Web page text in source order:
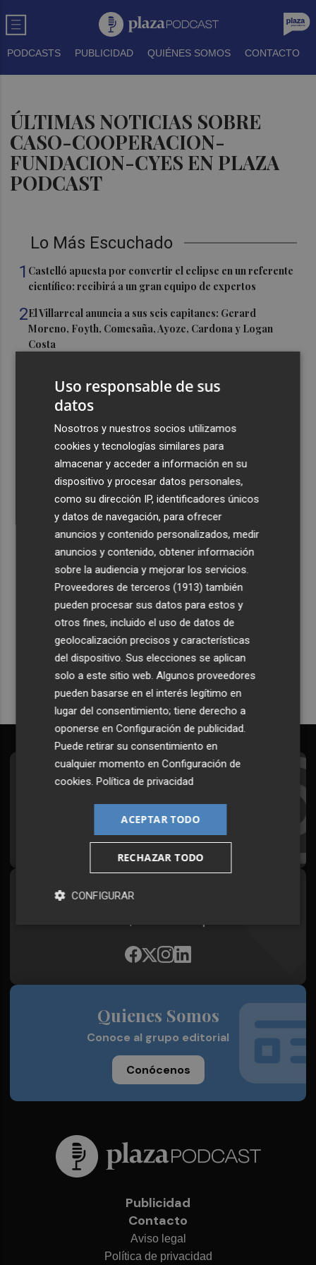
PODCASTS PUBLICIDAD QUIÉNES SOMOS CONTACTO
ÚLTIMAS NOTICIAS SOBRE
CASO-COOPERACION-
FUNDACION-CYES EN PLAZA
PODCAST
Lo Más Escuchado
1 Castelló apuesta por convertir el eclipse en un referente
científico: recibirá a un gran equipo de expertos
2El Villarreal anuncia a sus seis capitanes: Gerard
Moreno, Foyth, Comesaña, Ayoze, Cardona y Logan
Costa
una lesión muscular
San Javier da viabilidad al nuevo contrato del transporte
urbano y a un hotel de cuatro estrellas en La Manga con
324 habitaciones
Estos son los estrenos que abren la cartelera en agosto:
de la comedia 'El último mono' a una nueva entrega de
'La Patrulla Canina'
Recibe toda la actualidad de
Plaza Podcast en tu correo
Quiero suscribirme
Suscríbete al Boletín
Todos los días a primera hora en tu email
¡Quiero suscribirme!
Síguenos en redes
Quienes Somos
Conoce al grupo editorial
Conócenos
Publicidad
Contacto
Aviso legal
Política de privacidad
Uso responsable de sus
datos
Nosotros y nuestros socios utilizamos
cookies y tecnologías similares para
almacenar y acceder a información en su
dispositivo y procesar datos personales,
como su dirección IP, identificadores únicos
y datos de navegación, para ofrecer
anuncios y contenido personalizados, medir
anuncios y contenido, obtener información
sobre la audiencia y mejorar los servicios.
Proveedores de terceros (1913) también
pueden procesar sus datos para estos y
otros fines, incluido el uso de datos de
geolocalización precisos y características
del dispositivo. Sus elecciones se aplican
solo a este sitio web. Algunos proveedores
pueden basarse en el interés legítimo en
lugar del consentimiento; tiene derecho a
oponerse enConfiguración de publicidad
Puede retirar su consentimiento en
cualquier momento enConfiguración de
cookies .Política de privacidad
ACEPTAR TODO
RECHAZAR TODO
CONFIGURAR